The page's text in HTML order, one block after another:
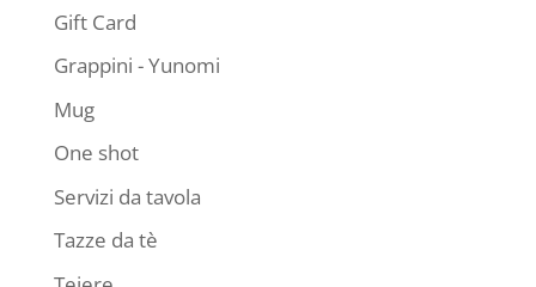
Gift Card
Grappini - Yunomi
Mug
One shot
Servizi da tavola
Tazze da tè